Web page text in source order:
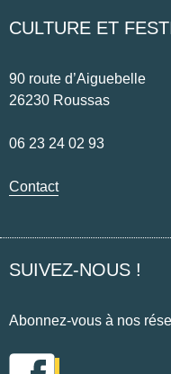
CULTURE ET
90 route d’Aiguebelle
26230 Roussas
06 23 24 02 93
Contact
SUIVEZ-NOUS !
Abonnez-vous à nos